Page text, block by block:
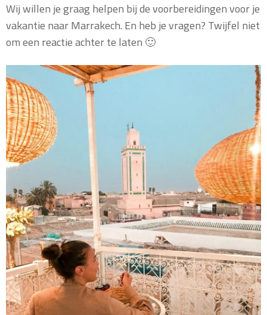
Wij willen je graag helpen bij de voorbereidingen voor je
vakantie naar Marrakech. En heb je vragen? Twijfel niet
om een reactie achter te laten 🙂